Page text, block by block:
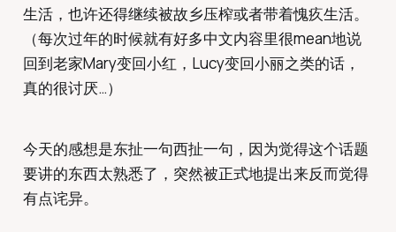
生活，也许还得继续被故乡压榨或者带着愧疚生活。
（每次过年的时候就有好多中文内容里很mean地说
回到老家Mary变回小红，Lucy变回小丽之类的话，
真的很讨厌…）
今天的感想是东扯一句西扯一句，因为觉得这个话题
要讲的东西太熟悉了，突然被正式地提出来反而觉得
有点诧异。